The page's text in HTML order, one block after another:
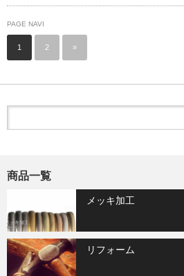
PAGE NAVI
1 2 »
商品一覧
メッキ加工
リフォーム